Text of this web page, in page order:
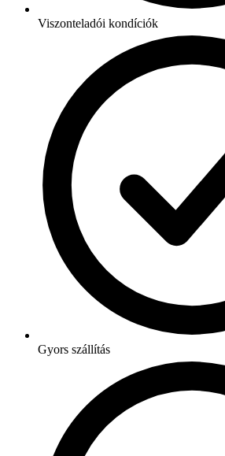
Viszonteladói kondíciók
Gyors szállítás